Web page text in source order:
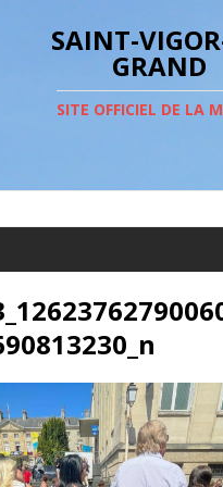
SAINT-
GRAND
SITE OFFICIEL DE LA